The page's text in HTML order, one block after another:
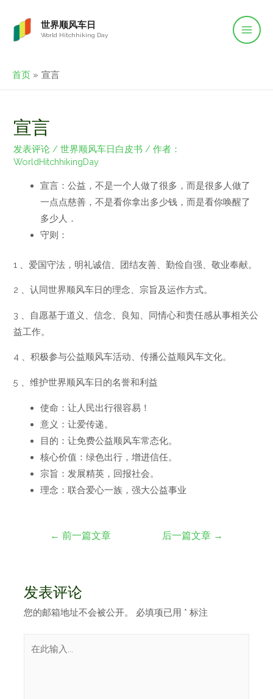
世界顺风车日
World Hitchhiking Day
首页 宣言
宣言
发表评论 /世界顺风车日白皮书 / 作者：
WorldHitchhikingDay
宣言：公益，不是一个人做了很多，而是很多人做了
一点点慈善，不是看你拿出多少钱，而是看你唤醒了
多少人．
守则：
1 、爱国守法，明礼诚信、团结友善、勤俭自强、敬业奉献。
2 、认同世界顺风车日的理念、宗旨及运作方式。
3 、自愿基于道义、信念、良知、同情心和责任感从事相关公
益工作。
4 、积极参与公益顺风车活动、传播公益顺风车文化。
5 、维护世界顺风车日的名誉和利益
使命：让人民出行很容易！
意义：让爱传递。
目的：让免费公益顺风车常态化。
核心价值：绿色出行，增进信任。
宗旨：发展精英，回报社会。
理念：联合爱心一族，强大公益事业
← 前一篇文章 后一篇文章 →
发表评论
您的邮箱地址不会被公开。 必填项已用 * 标注